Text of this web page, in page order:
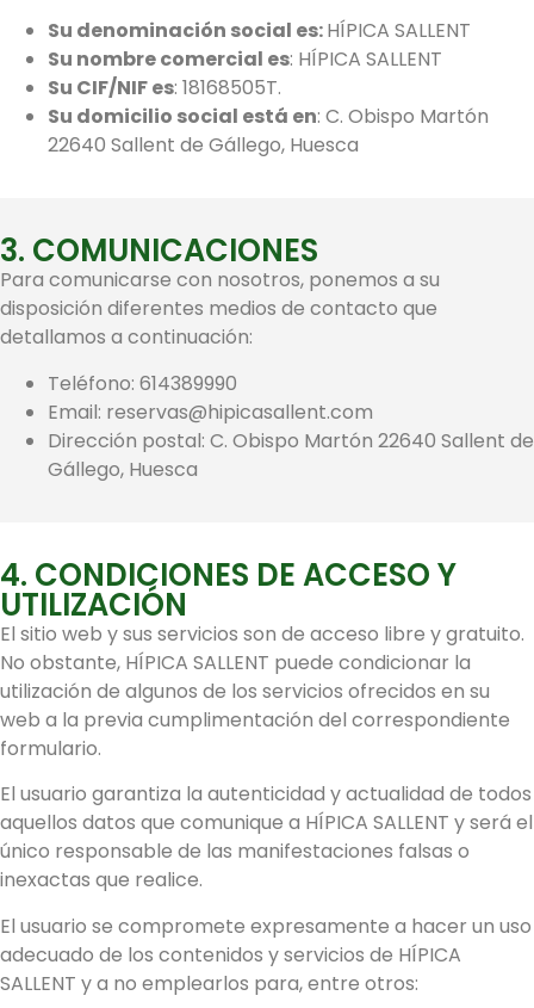
Su denominación social es:HÍPICA SALLENT
Su nombre comercial es: HÍPICA SALLENT
Su CIF/NIF es: 18168505T.
Su domicilio social está en: C. Obispo Martón
22640 Sallent de Gállego, Huesca
3. COMUNICACIONES
Para comunicarse con nosotros, ponemos a su
disposición diferentes medios de contacto que
detallamos a continuación:
Teléfono: 614389990
Email: reservas@hipicasallent.com
Dirección postal: C. Obispo Martón 22640 Sallent de
Gállego, Huesca
4. CONDICIONES DE ACCESO Y
UTILIZACIÓN
El sitio web y sus servicios son de acceso libre y gratuito.
No obstante, HÍPICA SALLENT puede condicionar la
utilización de algunos de los servicios ofrecidos en su
web a la previa cumplimentación del correspondiente
formulario.
El usuario garantiza la autenticidad y actualidad de todos
aquellos datos que comunique a HÍPICA SALLENT y será el
único responsable de las manifestaciones falsas o
inexactas que realice.
El usuario se compromete expresamente a hacer un uso
adecuado de los contenidos y servicios de HÍPICA
SALLENT y a no emplearlos para, entre otros: